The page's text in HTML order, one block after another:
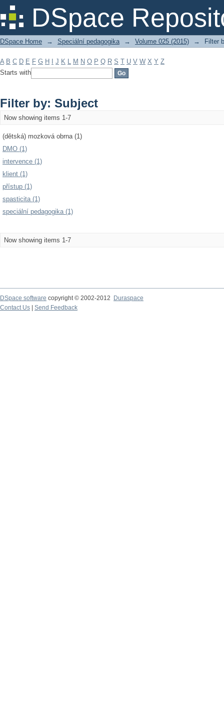
DSpace
Filter by: Subject
DSpace Home → Speciální pedagogika → Volume 025 (2015) → Filter
A B C D E F G H J K L M N O P Q R S T U V W X Y Z
Starts with
Filter by: Subject
Now showing items 1-7
(dětská) mozková obrna (1)
DMO (1)
intervence (1)
klient (1)
přístup (1)
spasticita (1)
speciální pedagogika (1)
Now showing items 1-7
DSpace software copyright © 2002-2012
Duraspace
Contact Us
Send Feedback